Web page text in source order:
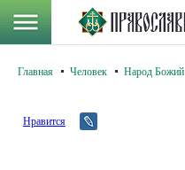
Главная Человек Народ Божий
Нравится